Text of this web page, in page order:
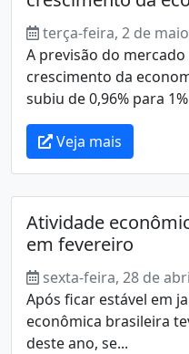
terça-feira, 2 de
A previsão do
crescimento da
subiu de 0,96% para
Veja mais
Atividade
em fevereiro
sexta-feira, 28 de
Após ficar estável em
econômica brasileira
deste ano, se...